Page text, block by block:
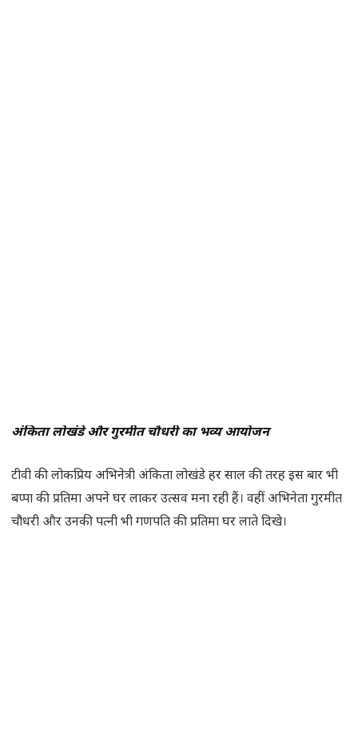
अंकिता लोखंडे और गुरमीत चौधरी का भव्य आयोजन
टीवी की लोकप्रिय अभिनेत्री अंकिता लोखंडे हर साल की तरह इस बार भी
बप्पा की प्रतिमा अपने घर लाकर उत्सव मना रही हैं। वहीं अभिनेता गुरमीत
चौधरी और उनकी पत्नी भी गणपति की प्रतिमा घर लाते दिखे।